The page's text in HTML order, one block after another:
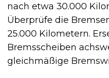
nach etwa 30.000
Überprüfe die
25.000 Kilometern.
Bremsscheiben
gleichmäßige